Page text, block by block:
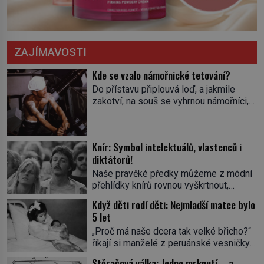
ZAJÍMAVOSTI
Kde se vzalo námořnické tetování?
Do přístavu připlouvá loď, a jakmile
zakotví, na souš se vyhrnou námořníci,
potetované paže. Námořnická kérka je
totiž něco jako uniforma. Tetování jako
takové má velmi hlubokou minulost.
Tetovaný je už pračlověk Ötzi, který
Knír: Symbol intelektuálů, vlastenců i
diktátorů!
Naše pravěké předky můžeme z módní
přehlídky knírů rovnou vyškrtnout,
jedním z nejstarších knírů musíme až do
starověkého Egypta. Najdeme ho na
soše egyptského prince Rahotepa, jenž
žil ve 26. století před naším
letopočtem! Není to ale něco obvyklého,
Když děti rodí děti: Nejmladší matce bylo
5 let
„Proč má naše dcera tak velké břicho?“
říkají si manželé z peruánské vesničky